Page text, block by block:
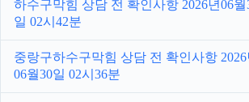
하수구막힘 상담 전 확인사항 2026년06월
일 02시42분
중랑구하수구막힘 상담 전 확인사항 2026
06월30일 02시36분